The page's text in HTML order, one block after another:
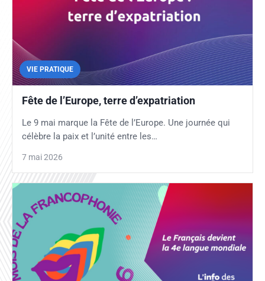
VIE PRATIQUE
Fête de l’Europe, terre d’expatriation
Le 9 mai marque la Fête de l’Europe. Une journée qui
célèbre la paix et l’unité entre les…
7 mai 2026